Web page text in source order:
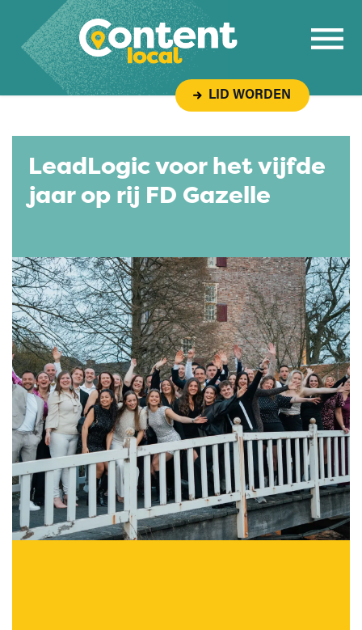
Overslaan naar inhoud
LID WORDEN
LeadLogic voor het vijfde
jaar op rij FD Gazelle